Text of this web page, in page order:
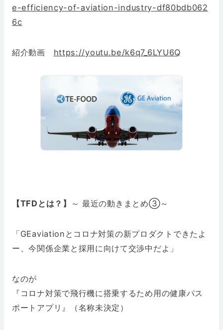
e-efficiency-of-aviation-industry-df80bdb062
6c
紹介動画 https://youtu.be/k6q7_6LYU6Q
【TFDとは？】 ～ 最近の動きまとめ③～
「GEaviationとコロナ対策の新プロダクトできたよ
ー、今関係企業と採用に向けて交渉中だよ」
なのが
『コロナ対策で飛行機に搭乗するため用の健康パス
ポートアプリ』（名称未決定）